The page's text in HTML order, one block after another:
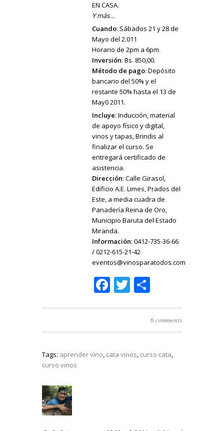
EN CASA.
Y más…
Cuando: Sábados 21 y 28 de
Mayo del 2.011
Horario de 2pm a 6pm.
Inversión: Bs. 850,00.
Método de pago: Depósito
bancario del 50% y el
restante 50% hasta el 13 de
May0 2011.
Incluye: Inducción, material
de apoyo físico y digital,
vinos y tapas, Brindis al
finalizar el curso. Se
entregará certificado de
asistencia.
Dirección: Calle Girasol,
Edificio A.E. Limes, Prados del
Este, a media cuadra de
Panadería Reina de Oro,
Municipio Baruta del Estado
Miranda.
Información: 0412-735-36-66
/ 0212-615-21-42
eventos@vinosparatodos.com
Facebook
Twitter
6 comments
Tags: aprender vino cata vinos curso cata
curso vinos